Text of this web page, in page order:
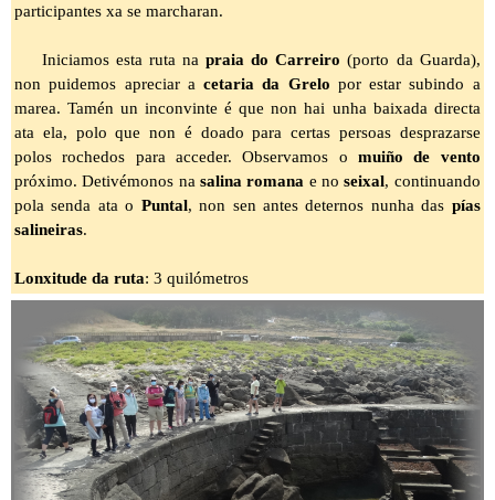
participantes xa se marcharan.
Iniciamos esta ruta na praia do Carreiro (porto da Guarda),
non puidemos apreciar acetaria da Grelo por estar subindo a
marea. Tamén un inconvinte é que non hai unha baixada directa
ata ela, polo que non é doado para certas persoas desprazarse
polos rochedos para acceder. Observamos o muiño de vento
próximo. Detivémonos na salina romana e noseixal, continuando
pola senda ata o Puntal, non sen antes deternos nunha das pías
salineiras.
Lonxitude da ruta: 3 quilómetros